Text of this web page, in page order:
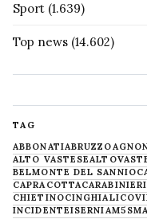
Sport (1.639)
Top news (14.602)
TAG
ABBONATIABRUZZO
ALTO VASTESE
BELMONTE DEL SANNIO
CAPRACOTTACARABINIERI
CHIETINOCINGHIALI
INCIDENTEISERNIAM5S